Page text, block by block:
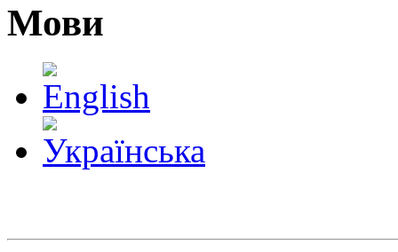
Мови